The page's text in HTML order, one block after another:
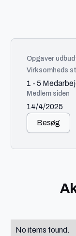
Opgaver
Virksomheds
1 - 5
Medlem siden
14/4/2025
Besøg
No items found.